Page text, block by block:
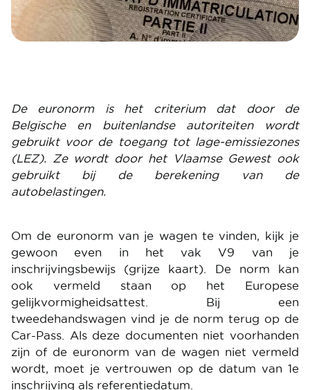
De euronorm is het criterium dat door de
Belgische en buitenlandse autoriteiten wordt
gebruikt voor de toegang tot lage-emissiezones
(LEZ). Ze wordt door het Vlaamse Gewest ook
gebruikt bij de berekening van de
autobelastingen.
Om de euronorm van je wagen te vinden, kijk je
gewoon even in het vak V9 van je
inschrijvingsbewijs (grijze kaart). De norm kan
ook vermeld staan op het Europese
gelijkvormigheidsattest. Bij een
tweedehandswagen vind je de norm terug op de
Car-Pass. Als deze documenten niet voorhanden
zijn of de euronorm van de wagen niet vermeld
wordt, moet je vertrouwen op de datum van 1e
inschrijving als referentiedatum.